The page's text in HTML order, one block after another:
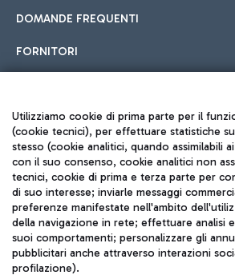
DOMANDE FREQUENTI
FORNITORI
Seguici sui social
TRAVEL JOURNAL
ITA
Utilizziamo cookie di prima parte per il
(cookie tecnici), per effettuare statistiche
stesso (cookie analitici, quando assimilabili
con il suo consenso, cookie analitici non
tecnici, cookie di prima e terza parte per
di suo interesse; inviarle messaggi
preferenze manifestate nell'ambito
della navigazione in rete; effettuare analisi
suoi comportamenti; personalizzare gli
pubblicitari anche attraverso interazioni
profilazione).